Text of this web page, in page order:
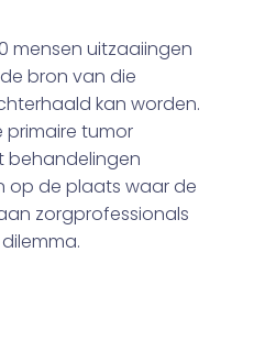
mensen uitzaaiingen
bron van die
kan worden.
tumor
behandelingen
op de plaats waar de
zorgprofessionals